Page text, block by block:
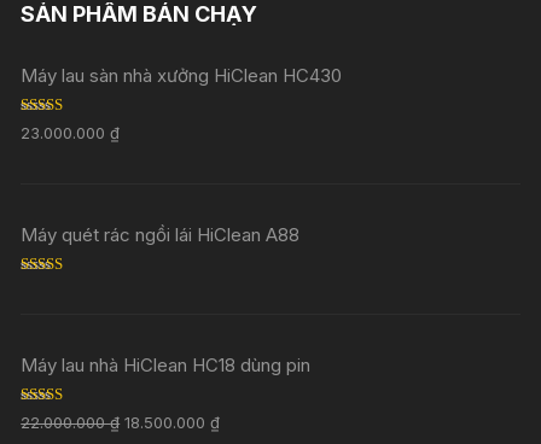
SẢN PHẨM BÁN CHẠY
Máy lau sàn nhà xưởng HiClean HC430
Rated5.00
out of 5
23.000.000₫
Máy quét rác ngồi lái HiClean A88
Máy lau nhà HiClean HC18 dùng pin
Rated5.00
out of 5
22.000.000₫ 18.500.000₫